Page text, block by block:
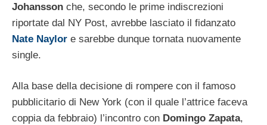
Johansson che, secondo le prime indiscrezioni
riportate dal NY Post, avrebbe lasciato il fidanzato
Nate Naylor e sarebbe dunque tornata nuovamente
single.
Alla base della decisione di rompere con il famoso
pubblicitario di New York (con il quale l’attrice faceva
coppia da febbraio) l’incontro con Domingo Zapata,